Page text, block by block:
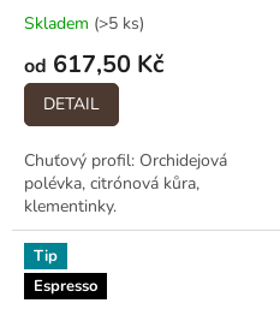
Skladem (>5 ks)
od 617,50 Kč
DETAIL
Chuťový profil: Orchidejová
polévka, citrónová kůra,
klementinky.
Tip
Espresso